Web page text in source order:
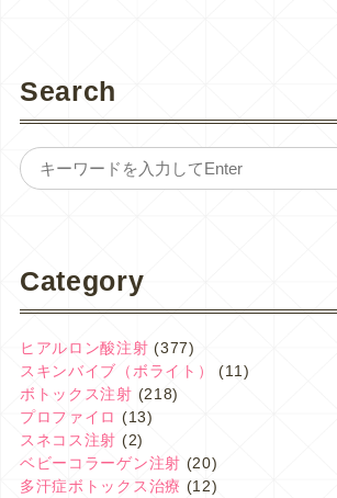
Search
Category
ヒアルロン酸注射 (377)
スキンバイブ（ボライト）
(11)
ボトックス注射 (218)
プロファイロ (13)
スネコス注射 (2)
ベビーコラーゲン注射 (20)
多汗症ボトックス治療 (12)